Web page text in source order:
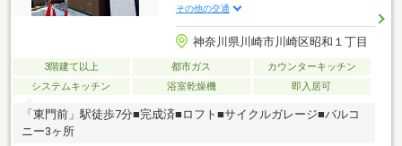
その他の交通
神奈川県川崎市川崎区昭和１丁目
3階建て以上 都市ガス
カウンターキッチン
システムキッチン
浴室乾燥機 即入居可
「東門前」駅徒歩7分■完成済■ロフト■サイクルガレージ■バルコ
ニー3ヶ所